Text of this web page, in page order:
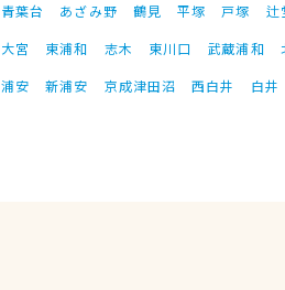
青葉台 あざみ野 鶴見 平塚 戸塚 辻
大宮 東浦和 志木 東川口 武蔵浦和
浦安 新浦安 京成津田沼 西白井 白井